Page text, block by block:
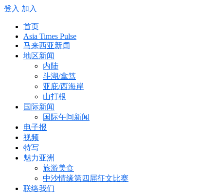
登入 加入
首页
Asia Times Pulse
马来西亚新闻
地区新闻
内陆
斗湖/拿笃
亚庇/西海岸
山打根
国际新闻
国际午间新闻
电子报
视频
特写
魅力亚洲
旅游美食
中沙情缘第四届征文比赛
联络我们